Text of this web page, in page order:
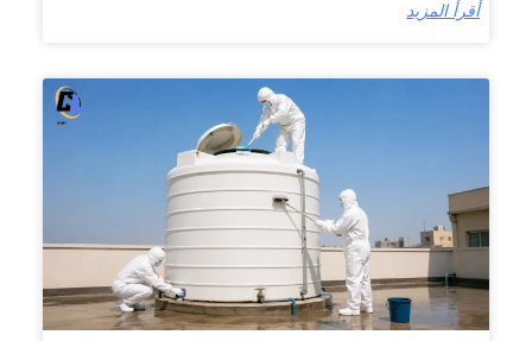
أقرأ المزيد